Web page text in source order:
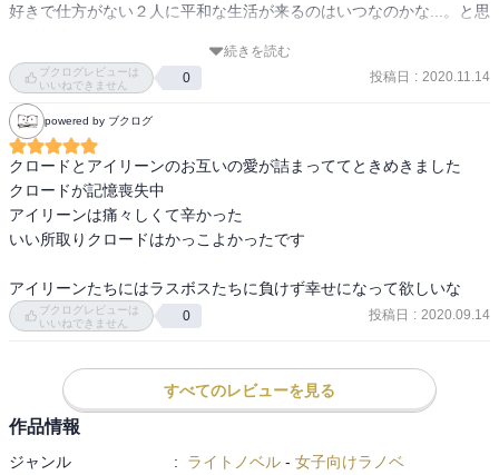
好きで仕方がない２人に平和な生活が来るのはいつなのかな...。と思
続きを読む
ブクログレビューは
いいねできません
0 投稿日 : 2020.11.14
powered by ブクログ
クロードとアイリーンのお互いの愛が詰まっててときめきました
クロードが記憶喪失中
アイリーンは痛々しくて辛かった
いい所取りクロードはかっこよかったです
アイリーンたちにはラスボスたちに負けず幸せになって欲しいな
ブクログレビューは
いいねできません
0 投稿日 : 2020.09.14
すべてのレビューを見る
作品情報
ジャンル : ライトノベル - 女子向けラノベ